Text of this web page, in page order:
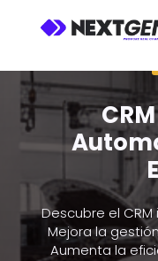
Descubre el
Mejora la
Aumenta la